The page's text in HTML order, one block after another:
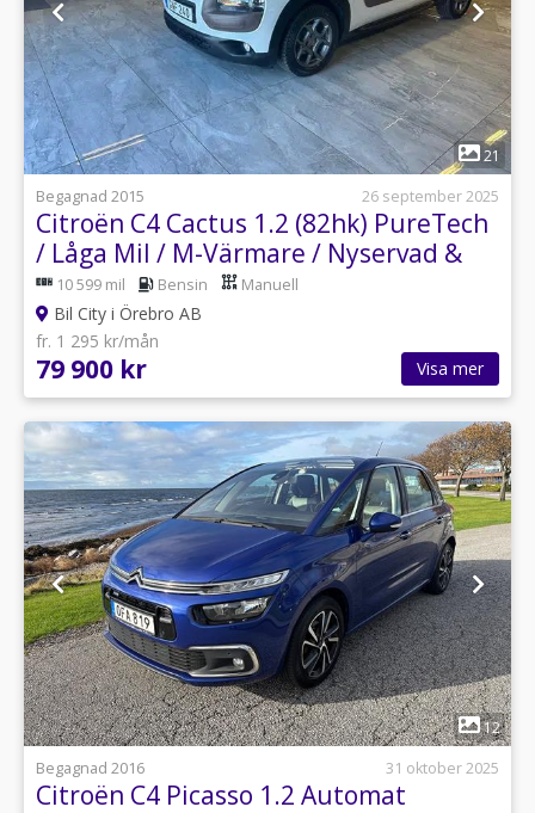
1
21
Begagnad 2015
26 september 2025
Citroën C4 Cactus 1.2 (82hk) PureTech
/ Låga Mil / M-Värmare / Nyservad &
Besiktad
10 599 mil Bensin Manuell
Bil City i Örebro AB
fr. 1 295 kr/mån
79 900 kr Visa mer
1
12
Begagnad 2016
31 oktober 2025
Citroën C4 Picasso 1.2 Automat